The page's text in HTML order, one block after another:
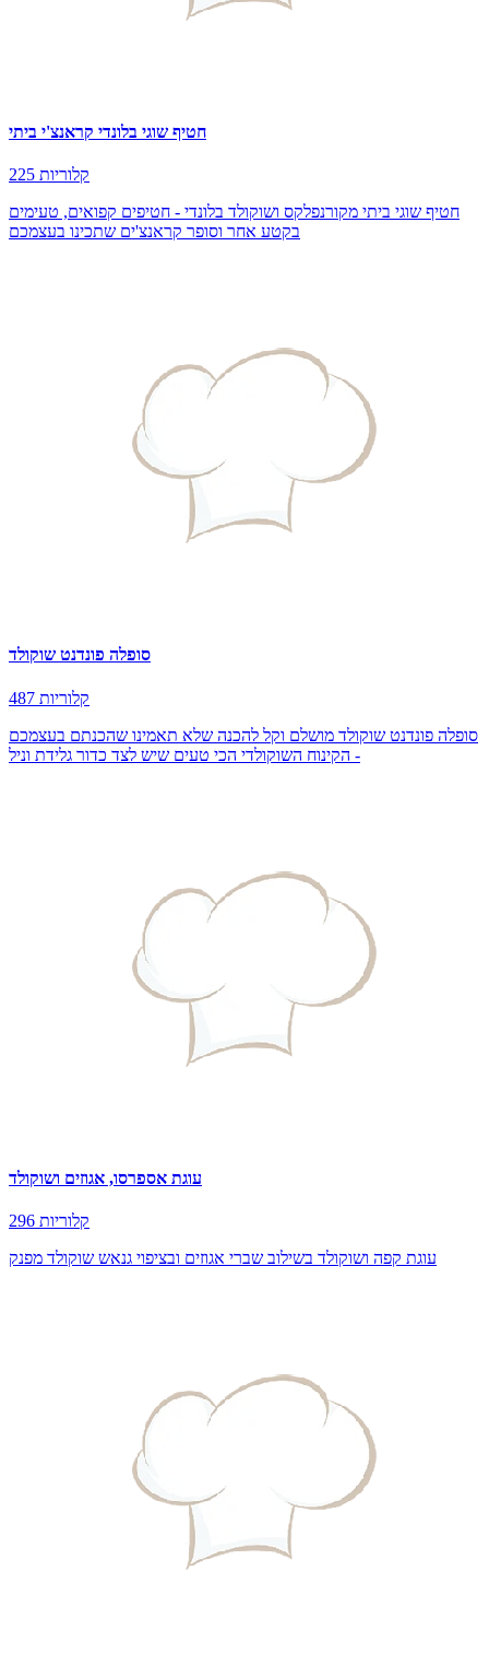
חטיף שוגי בלונדי קראנצ'י ביתי
225 קלוריות
חטיף שוגי ביתי מקורנפלקס ושוקולד בלונדי - חטיפים קפואים, טעימים
בקטע אחר וסופר קראנצ'ים שתכינו בעצמכם
סופלה פונדנט שוקולד
487 קלוריות
סופלה פונדנט שוקולד מושלם וקל להכנה שלא תאמינו שהכנתם בעצמכם
- הקינוח השוקולדי הכי טעים שיש לצד כדור גלידת וניל
עוגת אספרסו, אגוזים ושוקולד
296 קלוריות
עוגת קפה ושוקולד בשילוב שברי אגוזים ובציפוי גנאש שוקולד מפנק